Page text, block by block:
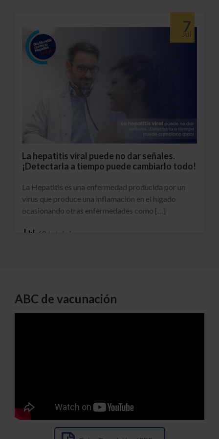
7
Jul
La hepatitis viral puede no dar señales.
¡Detectarla a tiempo puede cambiarlo todo!
La Hepatitis es una enfermedad producida por un
virus que produce una inflamación en el hígado
ocasionando otras enfermedades como […]
68 total views
ABC de vacunación